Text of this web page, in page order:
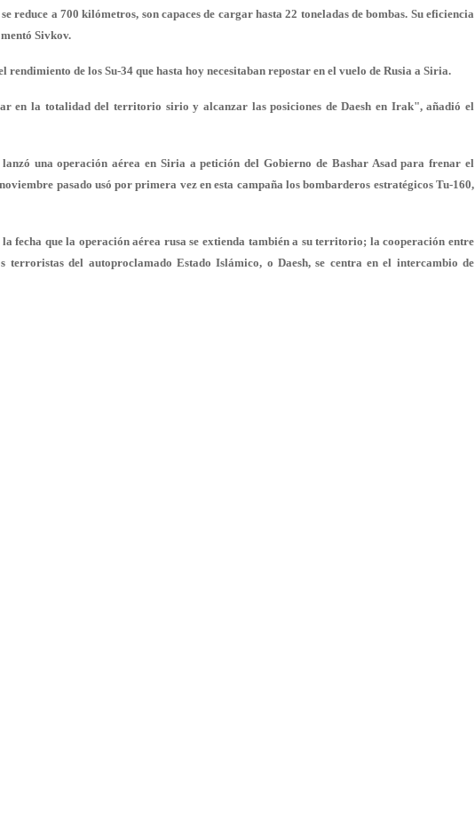
reduce a 700 kilómetros, son capaces de cargar hasta 22 toneladas de bombas. Su eficiencia
Sivkov.
de los Su-34 que hasta hoy necesitaban repostar en el vuelo de Rusia a Siria.
en la totalidad del territorio sirio y alcanzar las posiciones de Daesh en Irak", añadió el
lanzó una operación aérea en Siria a petición del Gobierno de Bashar Asad para frenar el
pasado usó por primera vez en esta campaña los bombarderos estratégicos Tu-160,
fecha que la operación aérea rusa se extienda también a su territorio; la cooperación entre
terroristas del autoproclamado Estado Islámico, o Daesh, se centra en el intercambio de